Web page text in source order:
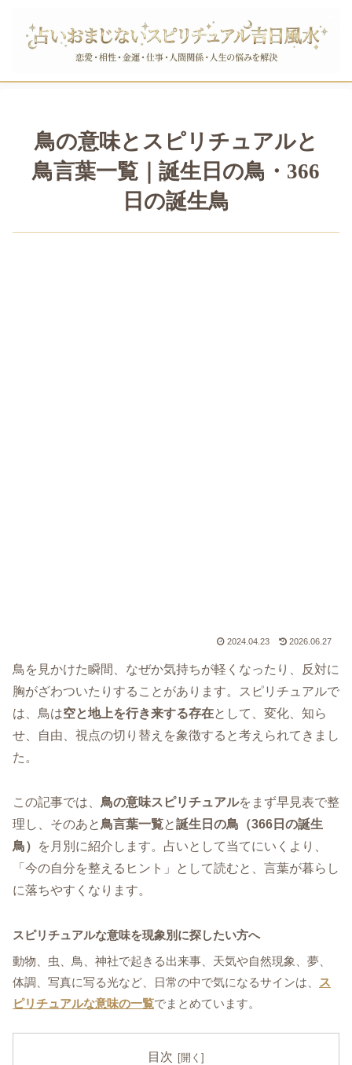
鳥の意味とスピリチュアルと
鳥言葉一覧｜誕生日の鳥・366
日の誕生鳥
2024.04.23 2026.06.27
鳥を見かけた瞬間、なぜか気持ちが軽くなったり、反対に
胸がざわついたりすることがあります。スピリチュアルで
は、鳥は空と地上を行き来する存在として、変化、知ら
せ、自由、視点の切り替えを象徴すると考えられてきまし
た。
この記事では、 鳥の意味スピリチュアルをまず早見表で整
理し、そのあと 鳥言葉一覧と誕生日の鳥（366日の誕生
鳥）
を月別に紹介します。占いとして当てにいくより、
「今の自分を整えるヒント」として読むと、言葉が暮らし
に落ちやすくなります。
スピリチュアルな意味を現象別に探したい方へ
動物、虫、鳥、神社で起きる出来事、天気や自然現象、夢、
体調、写真に写る光など、日常の中で気になるサインは、
ス
ピリチュアルな意味の一覧でまとめています。
目次